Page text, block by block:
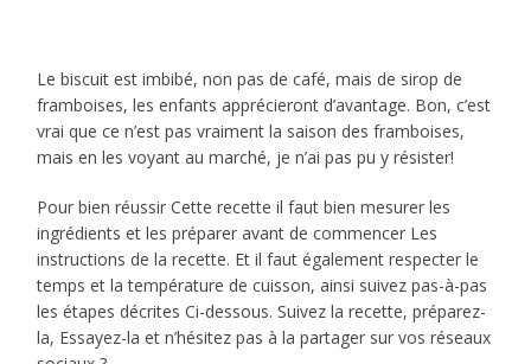
Le biscuit est imbibé, non pas de café, mais de sirop de
framboises, les enfants apprécieront d’avantage. Bon, c’est
vrai que ce n’est pas vraiment la saison des framboises,
mais en les voyant au marché, je n’ai pas pu y résister!
Pour bien réussir Cette recette il faut bien mesurer les
ingrédients et les préparer avant de commencer Les
instructions de la recette. Et il faut également respecter le
temps et la température de cuisson, ainsi suivez pas-à-pas
les étapes décrites Ci-dessous. Suivez la recette, préparez-
la, Essayez-la et n’hésitez pas à la partager sur vos réseaux